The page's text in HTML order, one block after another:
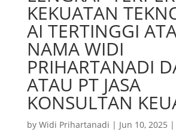
KEKUATAN
AI TERTINGGI
NAMA WIDI
PRIHARTANADI
ATAU PT JASA
KONSULTAN
by Widi Prihartanadi | Jun 10, 2025 |